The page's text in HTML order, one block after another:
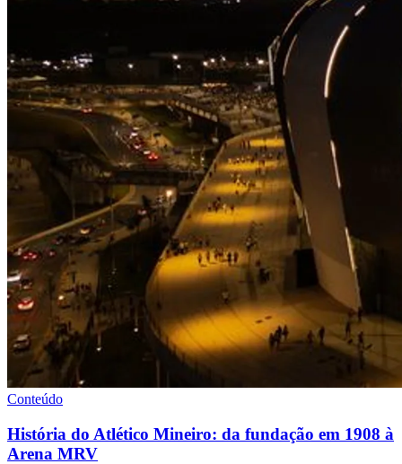
Conteúdo
História do Atlético Mineiro: da fundação em 1908 à
Arena MRV